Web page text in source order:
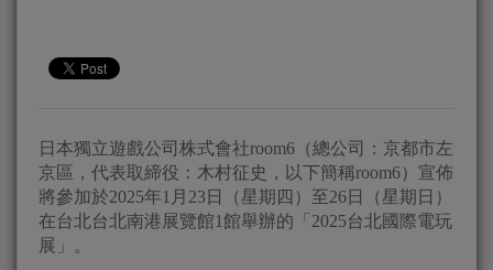
日本獨立遊戲公司株式會社room6（總公司：京都市左
京區，代表取締役：木村征史，以下簡稱room6）宣佈
將參加於2025年1月23日（星期四）至26日（星期日）
在台北台北南港展覽館1館舉辦的「2025台北國際電玩
展」。